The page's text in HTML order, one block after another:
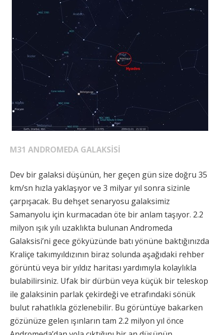
M31 ANDROMEDA GALAKSİSİ
Dev bir galaksi düşünün, her geçen gün size doğru 35
km/sn hızla yaklaşıyor ve 3 milyar yıl sonra sizinle
çarpışacak. Bu dehşet senaryosu galaksimiz
Samanyolu için kurmacadan öte bir anlam taşıyor. 2.2
milyon ışık yılı uzaklıkta bulunan Andromeda
Galaksisi’ni gece gökyüzünde batı yönüne baktığınızda
Kraliçe takımyıldızının biraz solunda aşağıdaki rehber
görüntü veya bir yıldız haritası yardımıyla kolaylıkla
bulabilirsiniz. Ufak bir dürbün veya küçük bir teleskop
ile galaksinin parlak çekirdeği ve etrafındaki sönük
bulut rahatlıkla gözlenebilir. Bu görüntüye bakarken
gözünüze gelen ışınların tam 2.2 milyon yıl önce